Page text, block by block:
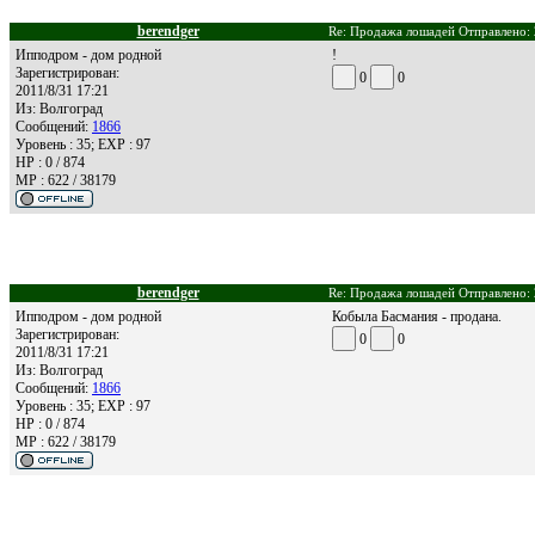
berendger Re: Продажа лошадей Отправлено:
Ипподром - дом родной
Зарегистрирован:
2011/8/31 17:21
Из: Волгоград
Сообщений: 1866
Уровень : 35; EXP : 97
HP : 0 / 874
MP : 622 / 38179
!
0
0
berendger Re: Продажа лошадей Отправлено:
Ипподром - дом родной
Зарегистрирован:
2011/8/31 17:21
Из: Волгоград
Сообщений: 1866
Уровень : 35; EXP : 97
HP : 0 / 874
MP : 622 / 38179
Кобыла Басмания - продана.
0
0